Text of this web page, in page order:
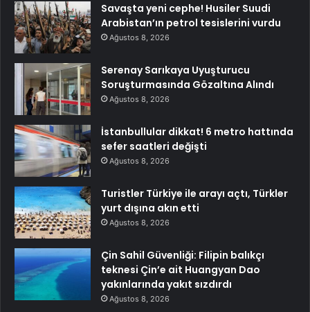
Savaşta yeni cephe! Husiler Suudi
Arabistan’ın petrol tesislerini vurdu
Ağustos 8, 2026
Serenay Sarıkaya Uyuşturucu
Soruşturmasında Gözaltına Alındı
Ağustos 8, 2026
İstanbullular dikkat! 6 metro hattında
sefer saatleri değişti
Ağustos 8, 2026
Turistler Türkiye ile arayı açtı, Türkler
yurt dışına akın etti
Ağustos 8, 2026
Çin Sahil Güvenliği: Filipin balıkçı
teknesi Çin’e ait Huangyan Dao
yakınlarında yakıt sızdırdı
Ağustos 8, 2026